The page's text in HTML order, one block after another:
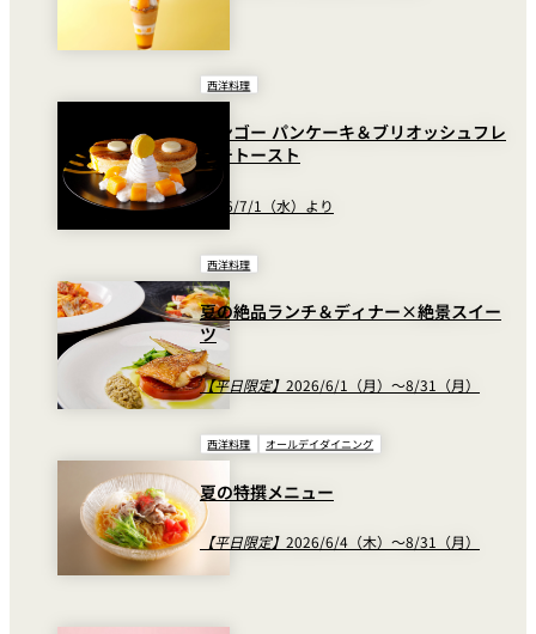
西洋料理
マンゴー パンケーキ＆ブリオッシュフレ
ンチトースト
2026/7/1（水）より
西洋料理
夏の絶品ランチ＆ディナー×絶景スイー
ツ
【平日限定】 2026/6/1（月）～8/31（月）
西洋料理 オールデイダイニング
夏の特撰メニュー
【平日限定】 2026/6/4（木）～8/31（月）